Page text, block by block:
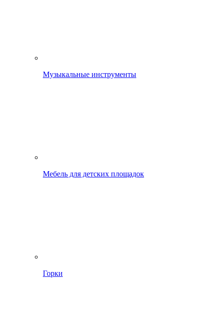
Музыкальные инструменты
Мебель для детских площадок
Горки